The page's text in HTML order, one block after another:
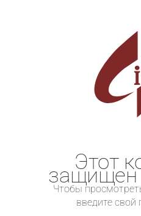
Этот
защищен
Чтобы
введите свой